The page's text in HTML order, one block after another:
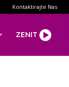
Kontaktirajte Nas
ZENIT